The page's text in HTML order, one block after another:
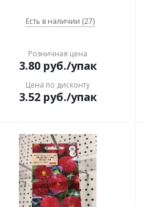
Есть в наличии (27)
Розничная цена
3.80руб./упак
Цена по дисконту
3.52руб./упак